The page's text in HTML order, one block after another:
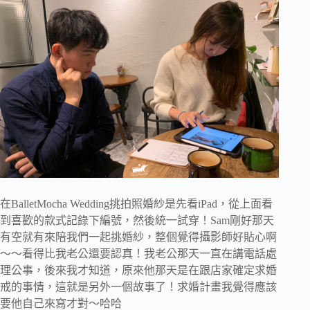
在BalletMocha Wedding挑拍照婚紗是先看iPad，從上面看
到喜歡的款式記錄下編號，然後統一試穿！Sam剛好那天
有空就有來陪我們一起挑婚紗，整個覺得攝影師好貼心啊
～～看得比我老公還要認真！我老公那天一直在講電話處
理公事，後來我才知道，原來他那天是在跟店家確定求婚
戒的事情，這就是另外一個故事了！求婚計畫我覺得應該
要他自己來寫才對～哈哈